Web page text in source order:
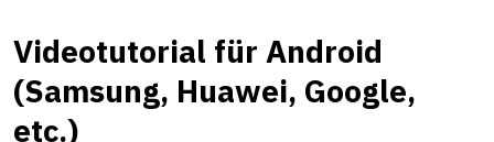
Videotutorial für Android
(Samsung, Huawei, Google,
etc.)